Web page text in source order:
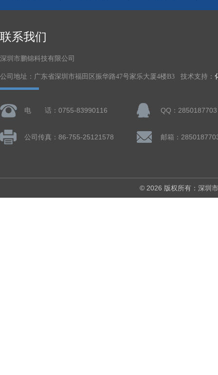
联系我们
深圳市鹏锦科技有限公司
公司地址：广东省深圳市福田区振华路47号家乐大厦4楼B3 技术支持：
电 话：0755-83990116 QQ：2850187703
公司传真：86-755-25121578 邮箱：
© 2026 版权所有：深圳